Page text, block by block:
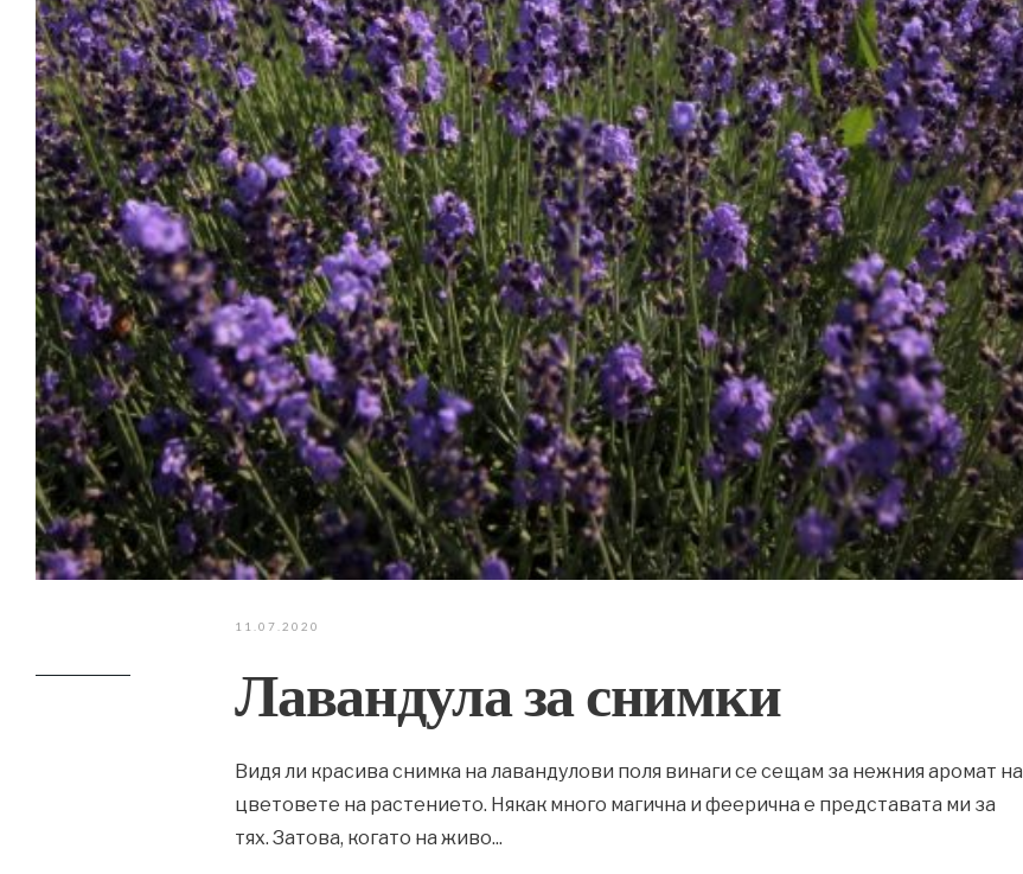
11.07.2020
Лавандула за снимки
Видя ли красива снимка на лавандулови поля винаги се сещам за нежния аромат на
цветовете на растението. Някак много магична и феерична е представата ми за
тях. Затова, когато на живо...